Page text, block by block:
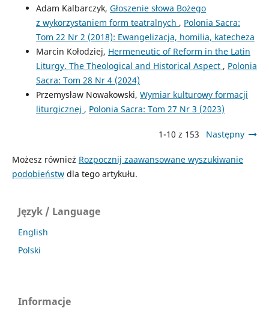
Adam Kalbarczyk, Głoszenie słowa Bożego
z wykorzystaniem form teatralnych , Polonia Sacra:
Tom 22 Nr 2 (2018): Ewangelizacja, homilia, katecheza
Marcin Kołodziej, Hermeneutic of Reform in the Latin
Liturgy. The Theological and Historical Aspect , Polonia
Sacra: Tom 28 Nr 4 (2024)
Przemysław Nowakowski, Wymiar kulturowy formacji
liturgicznej , Polonia Sacra: Tom 27 Nr 3 (2023)
1-10 z 153 Następny
Możesz również Rozpocznij zaawansowane wyszukiwanie
podobieństwdla tego artykułu.
Język / Language
English
Polski
Informacje